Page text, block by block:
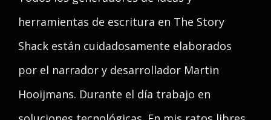
herramientas de escritura en The Story
Shack están cuidadosamente elaborados
por el narrador y desarrollador Martin
Hooijmans. Durante el día trabajo en